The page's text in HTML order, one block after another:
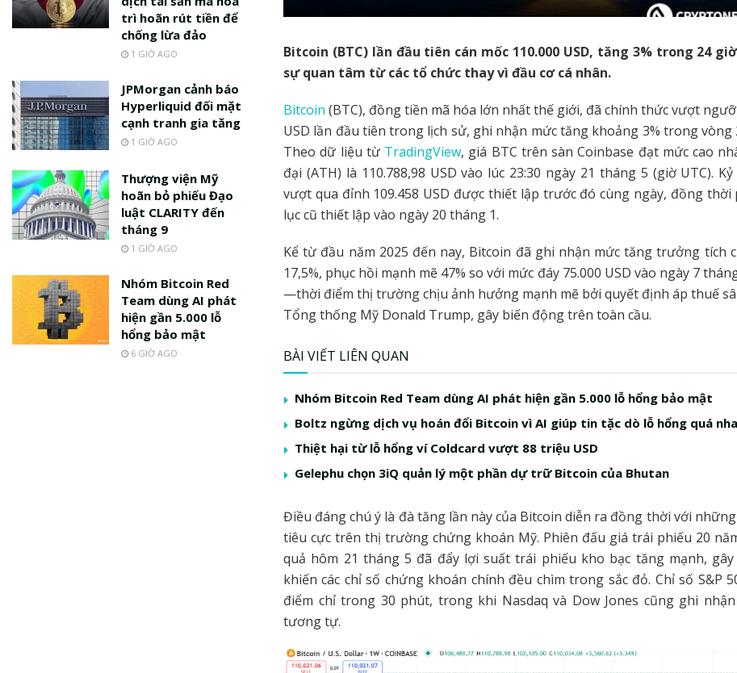
Bitcoin (BTC) lần đầu tiên cán mốc 110.000 USD, tăng 3% trong 24
sự quan tâm từ các tổ chức thay vì đầu cơ cá nhân.
Bitcoin (BTC), đồng tiền mã hóa lớn nhất thế giới, đã chính thức vượt
USD lần đầu tiên trong lịch sử, ghi nhận mức tăng khoảng 3% trong vòng
Theo dữ liệu từ TradingView, giá BTC trên sàn Coinbase đạt mức cao
đại (ATH) là 110.788,98 USD vào lúc 23:30 ngày 21 tháng 5 (giờ UTC).
vượt qua đỉnh 109.458 USD được thiết lập trước đó cùng ngày, đồng thời
lục cũ thiết lập vào ngày 20 tháng 1.
Kể từ đầu năm 2025 đến nay, Bitcoin đã ghi nhận mức tăng trưởng tích
17,5%, phục hồi mạnh mẽ 47% so với mức đáy 75.000 USD vào ngày 7
—thời điểm thị trường chịu ảnh hưởng mạnh mẽ bởi quyết định áp thuế
Tổng thống Mỹ Donald Trump, gây biến động trên toàn cầu.
BÀI VIẾT LIÊN QUAN
Nhóm Bitcoin Red Team dùng AI phát hiện gần 5.000 lỗ hổng bảo mật
Boltz ngừng dịch vụ hoán đổi Bitcoin vì AI giúp tin tặc dò lỗ hổng quá
Thiệt hại từ lỗ hổng ví Coldcard vượt 88 triệu USD
Gelephu chọn 3iQ quản lý một phần dự trữ Bitcoin của Bhutan
Điều đáng chú ý là đà tăng lần này của Bitcoin diễn ra đồng thời với
tiêu cực trên thị trường chứng khoán Mỹ. Phiên đấu giá trái phiếu 20
quả hôm 21 tháng 5 đã đẩy lợi suất trái phiếu kho bạc tăng mạnh,
khiến các chỉ số chứng khoán chính đều chìm trong sắc đỏ. Chỉ số S&P
điểm chỉ trong 30 phút, trong khi Nasdaq và Dow Jones cũng ghi
tương tự.
trì hoãn rút tiền để
chống lừa đảo
1 GIỜ AGO
JPMorgan cảnh báo
Hyperliquid đối mặt
cạnh tranh gia tăng
1 GIỜ AGO
Thượng viện Mỹ
hoãn bỏ phiếu Đạo
luật CLARITY đến
tháng 9
1 GIỜ AGO
Nhóm Bitcoin Red
Team dùng AI phát
hiện gần 5.000 lỗ
hổng bảo mật
6 GIỜ AGO